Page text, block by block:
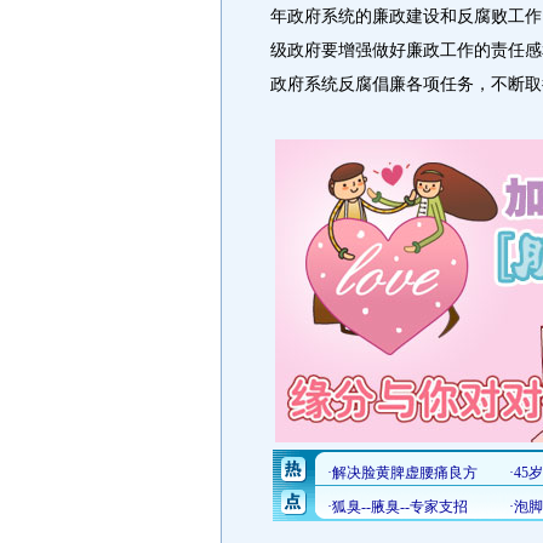
年政府系统的廉政建设和反腐败工
级政府要增强做好廉政工作的责任
政府系统反腐倡廉各项任务，不断